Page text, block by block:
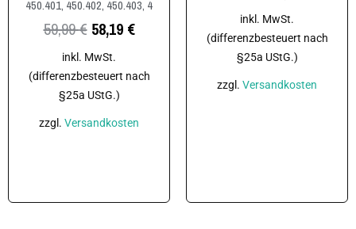
450.401, 450.402, 450.403, 4
59,99€ 58,19 €
inkl. MwSt.
(differenzbesteuert nach
§25a UStG.)
zzgl. Versandkosten
inkl. MwSt.
(differenzbesteuert nach
§25a UStG.)
zzgl. Versandkosten